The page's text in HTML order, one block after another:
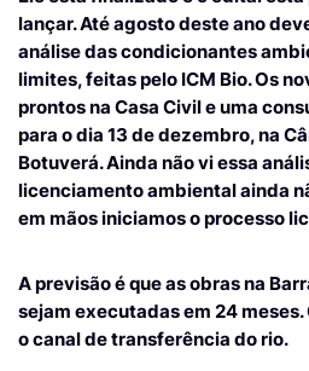
lançar. Até agosto deste ano
análise das condicionantes
limites, feitas pelo ICM Bio. Os
prontos na Casa Civil e uma
para o dia 13 de dezembro, na
Botuverá. Ainda não vi essa
licenciamento ambiental ainda
em mãos iniciamos o processo
A previsão é que as obras na
sejam executadas em 24
o canal de transferência do rio.